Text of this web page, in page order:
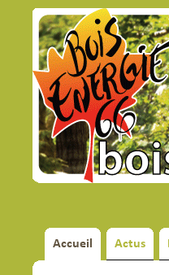
Accueil Actus